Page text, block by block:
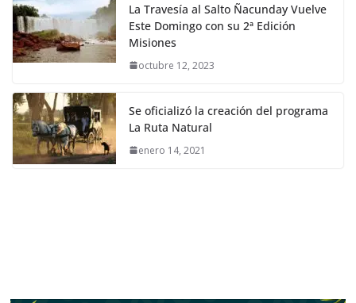
La Travesía al Salto Ñacunday Vuelve
Este Domingo con su 2ª Edición
Misiones
octubre 12, 2023
Se oficializó la creación del programa
La Ruta Natural
enero 14, 2021